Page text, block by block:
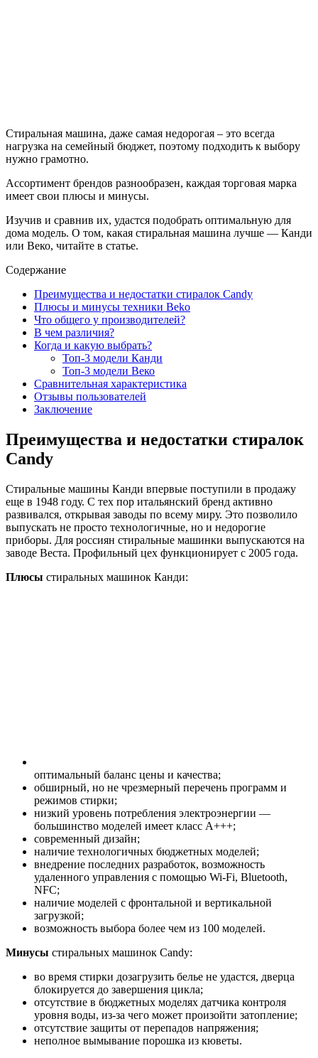
Стиральная машина, даже самая недорогая – это всегда
нагрузка на семейный бюджет, поэтому подходить к выбору
нужно грамотно.
Ассортимент брендов разнообразен, каждая торговая марка
имеет свои плюсы и минусы.
Изучив и сравнив их, удастся подобрать оптимальную для
дома модель. О том, какая стиральная машина лучше — Канди
или Веко, читайте в статье.
Содержание
Преимущества и недостатки стиралок Candy
Плюсы и минусы техники Beko
Что общего у производителей?
В чем различия?
Когда и какую выбрать?
Топ-3 модели Канди
Топ-3 модели Веко
Сравнительная характеристика
Отзывы пользователей
Заключение
Преимущества и недостатки стиралок
Candy
Стиральные машины Канди впервые поступили в продажу
еще в 1948 году. С тех пор итальянский бренд активно
развивался, открывая заводы по всему миру. Это позволило
выпускать не просто технологичные, но и недорогие
приборы. Для россиян стиральные машинки выпускаются на
заводе Веста. Профильный цех функционирует с 2005 года.
Плюсы стиральных машинок Канди:
оптимальный баланс цены и качества;
обширный, но не чрезмерный перечень программ и
режимов стирки;
низкий уровень потребления электроэнергии —
большинство моделей имеет класс А+++;
современный дизайн;
наличие технологичных бюджетных моделей;
внедрение последних разработок, возможность
удаленного управления с помощью Wi-Fi, Bluetooth,
NFC;
наличие моделей с фронтальной и вертикальной
загрузкой;
возможность выбора более чем из 100 моделей.
Минусы стиральных машинок Candy:
во время стирки дозагрузить белье не удастся, дверца
блокируется до завершения цикла;
отсутствие в бюджетных моделях датчика контроля
уровня воды, из-за чего может произойти затопление;
отсутствие защиты от перепадов напряжения;
неполное вымывание порошка из кюветы.